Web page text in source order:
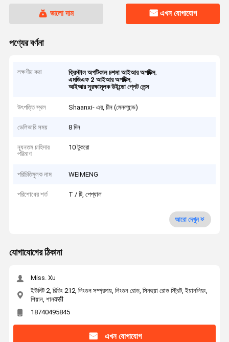
ভালো দাম এখন যোগাযোগ
পণ্যের বর্ণনা
লক্ষণীয় করা ক্রিস্টাল অপটিকাল চশমা আইআর অপটিক্স,
এমজিএফ 2 আইআর অপটিক্স,
আইআর সুরক্ষামূলক উইন্ডো প্লেট লেন্স
উৎপত্তি স্থল Shaanxi- এর, চীন (মেনল্যান্ড)
ডেলিভারি সময় 8 দিন
ন্যূনতম চাহিদার
পরিমাণ
10 টুকরো
পরিচিতিমুলক নাম WEIMENG
পরিশোধের শর্ত T / টি, পেপ্যাল
আরো দেখুন
যোগাযোগের ঠিকানা
Miss. Xu
ইউনিট 2, বিল্ডিং 212, লিংগুন সম্প্রদায়, লিংগুন রোড, সিনহুয়া রোড স্ট্রিট, ইয়ানলিয়ং,
শিয়ান, শানक्सी
18740495845
এখন যোগাযোগ